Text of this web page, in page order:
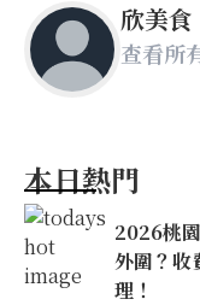
欣美食
查看所
本日熱門
2026桃
外圍？收
理！